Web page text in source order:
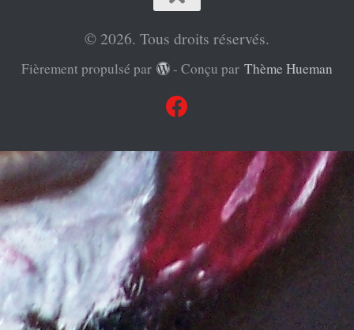
© 2026. Tous droits réservés.
Fièrement propulsé par - Conçu parThème Hueman